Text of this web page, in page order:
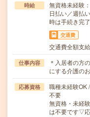
時給
無資格未経験
日払い／週払
時は手続き完
交通費
交通費全額支
仕事内容
＊入居者の方
にする介護の
応募資格
職種未経験OK
不要
無資格・未経
は不要です▽